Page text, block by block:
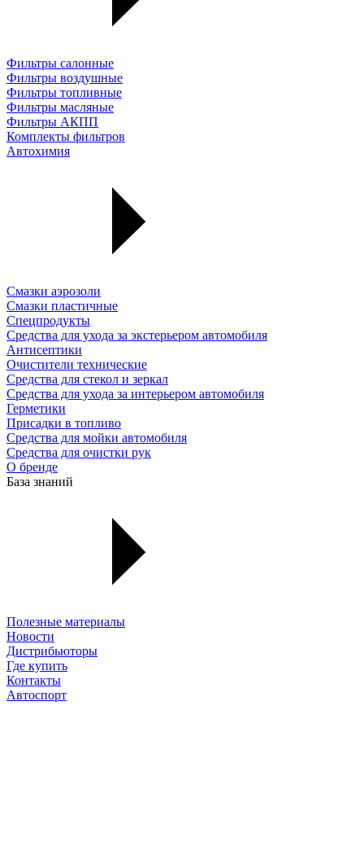
Фильтры салонные
Фильтры воздушные
Фильтры топливные
Фильтры масляные
Фильтры АКПП
Комплекты фильтров
Автохимия
Смазки аэрозоли
Смазки пластичные
Спецпродукты
Средства для ухода за экстерьером автомобиля
Антисептики
Очистители технические
Средства для стекол и зеркал
Средства для ухода за интерьером автомобиля
Герметики
Присадки в топливо
Средства для мойки автомобиля
Средства для очистки рук
О бренде
База знаний
Полезные материалы
Новости
Дистрибьюторы
Где купить
Контакты
Автоспорт